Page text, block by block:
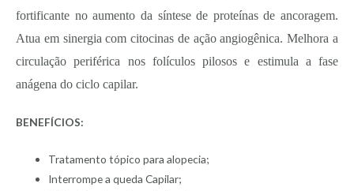
fortificante no aumento da síntese de proteínas de ancoragem.
Atua em sinergia com citocinas de ação angiogênica. Melhora a
circulação periférica nos folículos pilosos e estimula a fase
anágena do ciclo capilar.
BENEFÍCIOS:
Tratamento tópico para alopecia;
Interrompe a queda Capilar;